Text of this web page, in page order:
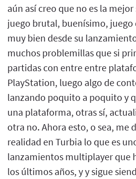
aún así creo que no es la
juego brutal, buenísimo,
muy bien desde su
muchos problemillas que si
partidas con entre entre
PlayStation, luego algo de
lanzando poquito a poquito y
una plataforma, otras sí,
otra no. Ahora esto, o sea, me
realidad en Turbia lo que es
lanzamientos multiplayer que
los últimos años, y y sigue